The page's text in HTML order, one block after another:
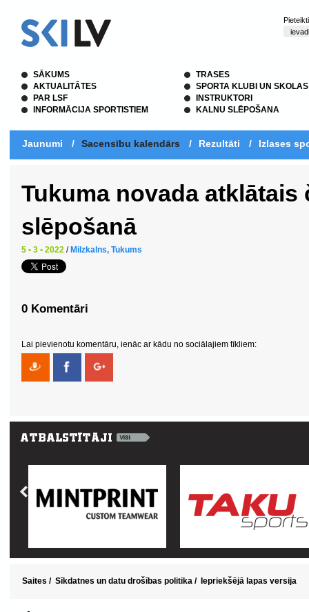
SĀKUMS
AKTUALITĀTES
PAR LSF
INFORMĀCIJA SPORTISTIEM
TRASES
SPORTA KLUBI UN SKOLAS
INSTRUKTORI
KALNU SLĒPOŠANA
Jaunumi / Sacensību kalendārs / Rezultāti / Izlases
Tukuma novada
slēpošanā
5 • 3 • 2022 / Milzkalns, Tukums
0 Komentāri
Lai pievienotu komentāru, ienāc ar kādu no sociālajiem tīkliem:
Saites / Sīkdatnes un datu drošības politika / Iepriekšējā lapas versija